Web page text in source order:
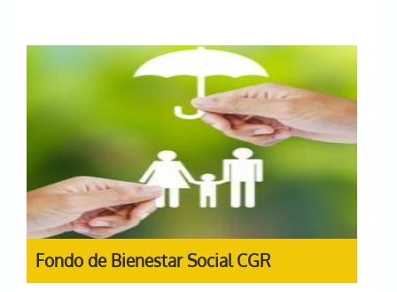
Fondo de Bienestar Social CGR